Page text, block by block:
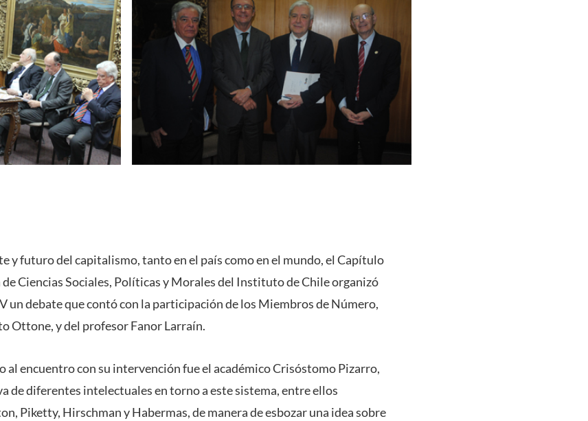
y futuro del capitalismo, tanto en el país como en el mundo, el Capítulo
Ciencias Sociales, Políticas y Morales del Instituto de Chile organizó
un debate que contó con la participación de los Miembros de Número,
Ottone, y del profesor Fanor Larraín.
al encuentro con su intervención fue el académico Crisóstomo Pizarro,
de diferentes intelectuales en torno a este sistema, entre ellos
Piketty, Hirschman y Habermas, de manera de esbozar una idea sobre